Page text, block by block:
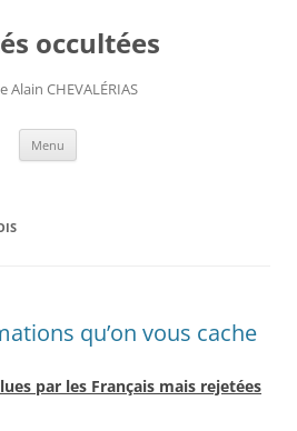
occultées
Alain CHEVALÉRIAS
Menu
qu’on vous cache
par les Français mais rejetées